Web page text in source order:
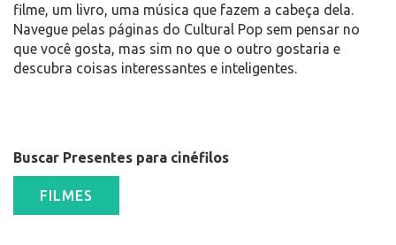
filme, um livro, uma música que fazem a cabeça dela.
Navegue pelas páginas do Cultural Pop sem pensar no
que você gosta, mas sim no que o outro gostaria e
descubra coisas interessantes e inteligentes.
Buscar Presentes para cinéfilos